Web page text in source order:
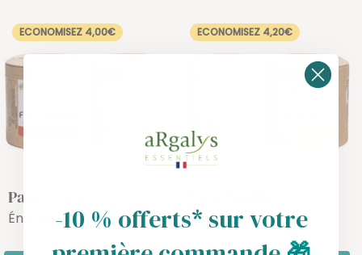
ECONOMISEZ 4,00€
Pack Vegan
Énergie & Cerveau
ECONOMISEZ 4,20€
Energie adultes &
-10 % offerts* sur votre